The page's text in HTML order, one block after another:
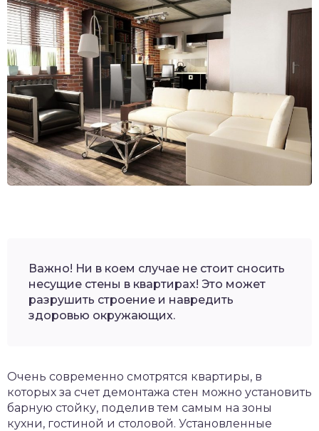
Важно! Ни в коем случае не стоит сносить
несущие стены в квартирах! Это может
разрушить строение и навредить
здоровью окружающих.
Очень современно смотрятся квартиры, в
которых за счет демонтажа стен можно установить
барную стойку, поделив тем самым на зоны
кухни, гостиной и столовой. Установленные